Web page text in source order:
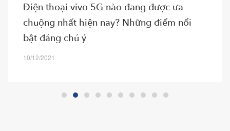
Điện thoại vivo 5G nào đang được ưa
chuộng nhất hiện nay? Những điểm nổi
bật đáng chú ý
10/12/2021